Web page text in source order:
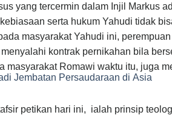
Jembatan Persaudaraan di Asia
yang tercermin dalam Injil Markus
serta hukum Yahudi tidak
masyarakat Yahudi ini,
kontrak pernikahan bila
masyarakat Romawi waktu itu, juga
petikan hari ini, ialah prinsip